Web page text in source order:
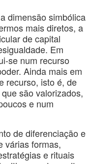
dimensão simbólica
mais diretos, a
de capital
Em
se num recurso
Ainda mais em
recurso, isto é, de
são valorizados,
e num
de diferenciação e
várias formas,
e rituais